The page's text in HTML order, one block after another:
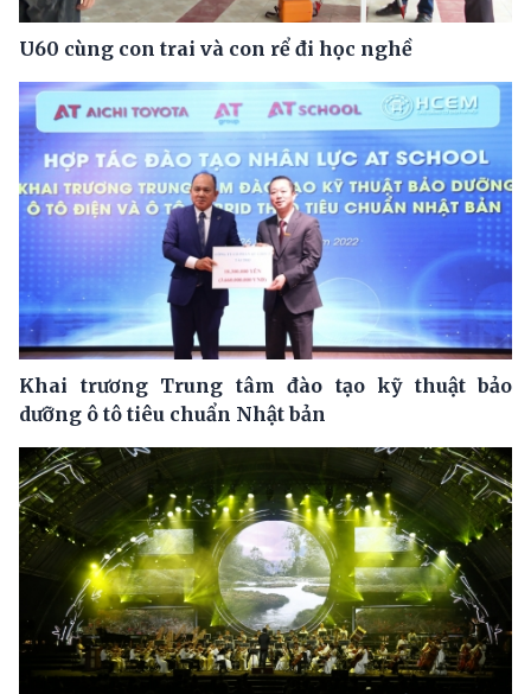
U60 cùng con trai và con rể đi học nghề
Khai trương Trung tâm đào tạo kỹ thuật bảo
dưỡng ô tô tiêu chuẩn Nhật bản